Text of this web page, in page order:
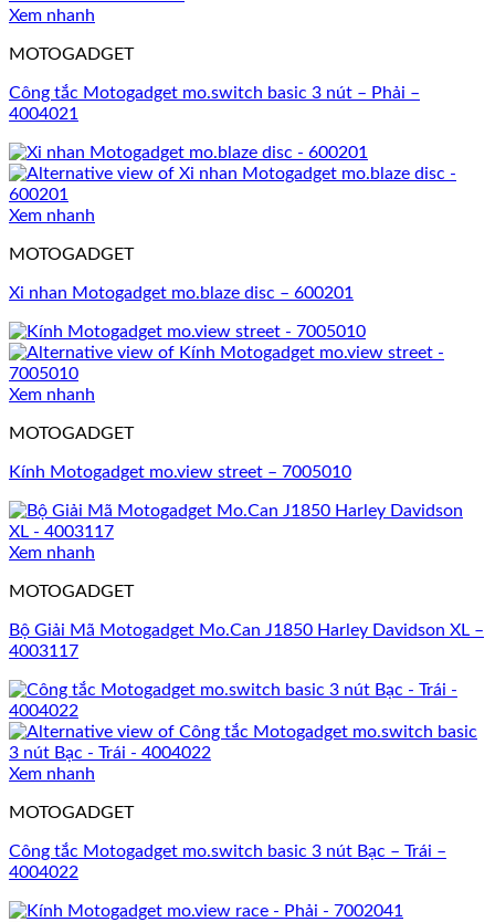
Xem nhanh
MOTOGADGET
Công tắc Motogadget mo.switch basic 3 nút – Phải –
4004021
Xem nhanh
MOTOGADGET
Xi nhan Motogadget mo.blaze disc – 600201
Xem nhanh
MOTOGADGET
Kính Motogadget mo.view street – 7005010
Xem nhanh
MOTOGADGET
Bộ Giải Mã Motogadget Mo.Can J1850 Harley Davidson XL –
4003117
Xem nhanh
MOTOGADGET
Công tắc Motogadget mo.switch basic 3 nút Bạc – Trái –
4004022